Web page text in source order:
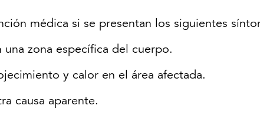
médica si se presentan los siguientes
zona específica del cuerpo.
y calor en el área afectada.
causa aparente.